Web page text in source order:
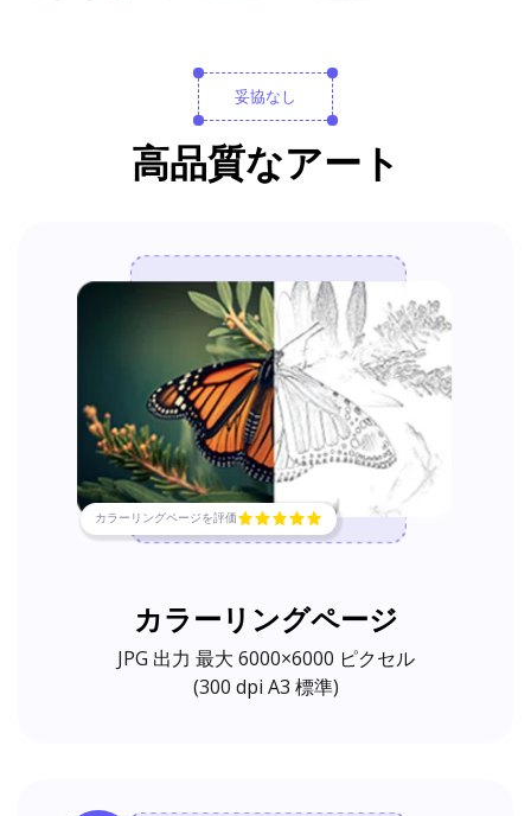
妥協なし
高品質なアート
カラーリングページを評価
カラーリングページ
JPG 出力 最大 6000×6000 ピクセル
(300 dpi A3 標準)